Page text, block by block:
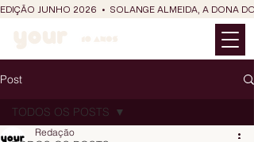
EDIÇÃO JUNHO 2026  •  SOLANGE ALMEIDA, A DONA
Post
TODOS OS POSTS
Redação